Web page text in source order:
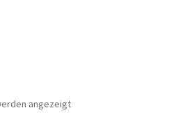
angezeigtNach